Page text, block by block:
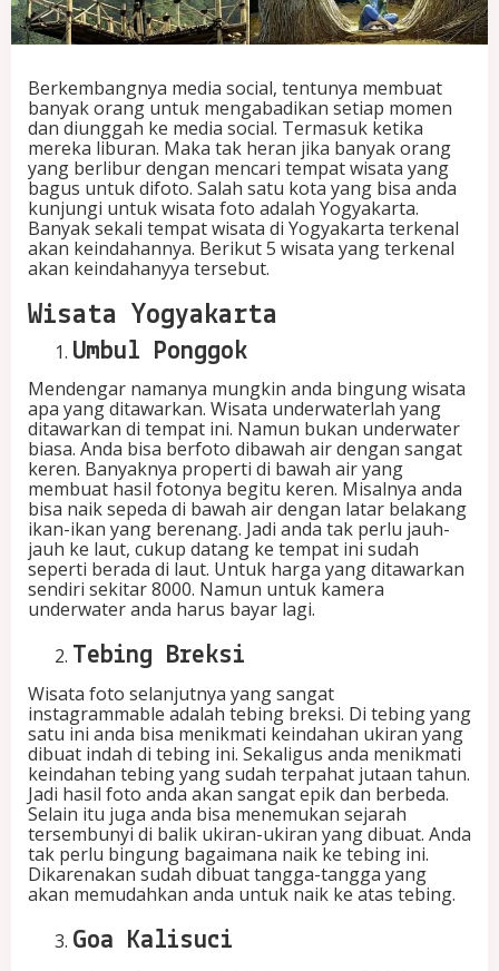
t
a
n
g
W
a
j
i
b
A
n
d
K
n
u
n
g
i
Berkembangnya media social, tentunya membuat
banyak orang untuk mengabadikan setiap momen
dan diunggah ke media social. Termasuk ketika
mereka liburan. Maka tak heran jika banyak orang
yang berlibur dengan mencari tempat wisata yang
bagus untuk difoto. Salah satu kota yang bisa anda
kunjungi untuk wisata foto adalah Yogyakarta.
Banyak sekali tempat wisata di Yogyakarta terkenal
akan keindahannya. Berikut 5 wisata yang terkenal
akan keindahanyya tersebut.
Wisata Yogyakarta
Umbul Ponggok
Mendengar namanya mungkin anda bingung wisata
apa yang ditawarkan. Wisata underwaterlah yang
ditawarkan di tempat ini. Namun bukan underwater
biasa. Anda bisa berfoto dibawah air dengan sangat
keren. Banyaknya properti di bawah air yang
membuat hasil fotonya begitu keren. Misalnya anda
bisa naik sepeda di bawah air dengan latar belakang
ikan-ikan yang berenang. Jadi anda tak perlu jauh-
jauh ke laut, cukup datang ke tempat ini sudah
seperti berada di laut. Untuk harga yang ditawarkan
sendiri sekitar 8000. Namun untuk kamera
underwater anda harus bayar lagi.
Tebing Breksi
Wisata foto selanjutnya yang sangat
instagrammable adalah tebing breksi. Di tebing yang
satu ini anda bisa menikmati keindahan ukiran yang
dibuat indah di tebing ini. Sekaligus anda menikmati
keindahan tebing yang sudah terpahat jutaan tahun.
Jadi hasil foto anda akan sangat epik dan berbeda.
Selain itu juga anda bisa menemukan sejarah
tersembunyi di balik ukiran-ukiran yang dibuat. Anda
tak perlu bingung bagaimana naik ke tebing ini.
Dikarenakan sudah dibuat tangga-tangga yang
akan memudahkan anda untuk naik ke atas tebing.
Goa Kalisuci